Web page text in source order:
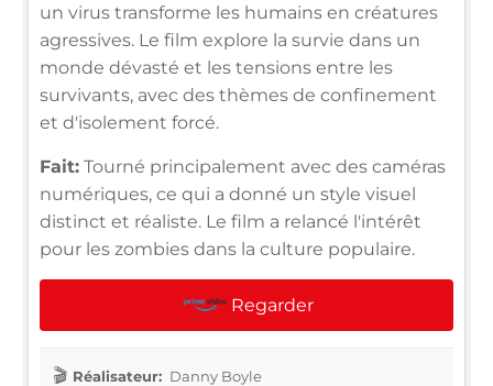
un virus transforme les humains en créatures
agressives. Le film explore la survie dans un
monde dévasté et les tensions entre les
survivants, avec des thèmes de confinement
et d'isolement forcé.
Fait: Tourné principalement avec des caméras
numériques, ce qui a donné un style visuel
distinct et réaliste. Le film a relancé l'intérêt
pour les zombies dans la culture populaire.
Regarder
Réalisateur: Danny Boyle